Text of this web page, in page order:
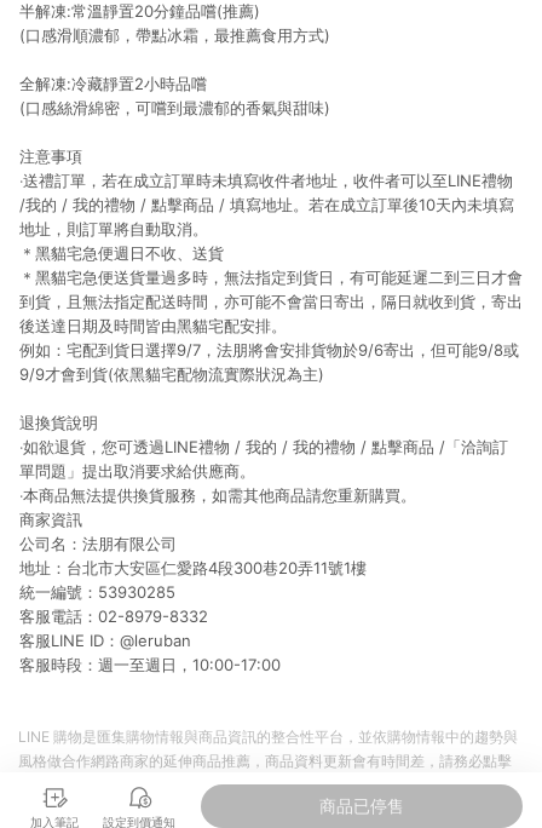
半解凍:常溫靜置20分鐘品嚐(推薦)
(口感滑順濃郁，帶點冰霜，最推薦食用方式)
全解凍:冷藏靜置2小時品嚐
(口感絲滑綿密，可嚐到最濃郁的香氣與甜味)
注意事項
‧送禮訂單，若在成立訂單時未填寫收件者地址，收件者可以至LINE禮物
/我的 / 我的禮物 / 點擊商品 / 填寫地址。若在成立訂單後10天內未填寫
地址，則訂單將自動取消。
＊黑貓宅急便週日不收、送貨
＊黑貓宅急便送貨量過多時，無法指定到貨日，有可能延遲二到三日才會
到貨，且無法指定配送時間，亦可能不會當日寄出，隔日就收到貨，寄出
後送達日期及時間皆由黑貓宅配安排。
例如：宅配到貨日選擇9/7，法朋將會安排貨物於9/6寄出，但可能9/8或
9/9才會到貨(依黑貓宅配物流實際狀況為主)
退換貨說明
‧如欲退貨，您可透過LINE禮物 / 我的 / 我的禮物 / 點擊商品 /「洽詢訂
單問題」提出取消要求給供應商。
‧本商品無法提供換貨服務，如需其他商品請您重新購買。
商家資訊
公司名：法朋有限公司
地址：台北市大安區仁愛路4段300巷20弄11號1樓
統一編號：53930285
客服電話：02-8979-8332
客服LINE ID：@leruban
客服時段：週一至週日，10:00-17:00
加入筆記 設定到價通知
商品已停售
LINE 購物是匯集購物情報與商品資訊的整合性平台，並依購物情報中的趨勢與
風格做合作網路商家的延伸商品推薦，商品資料更新會有時間差，請務必點擊
商品至各合作網路商家，確認現售價與購物條件，一切資訊以合作廠商網頁為
準。